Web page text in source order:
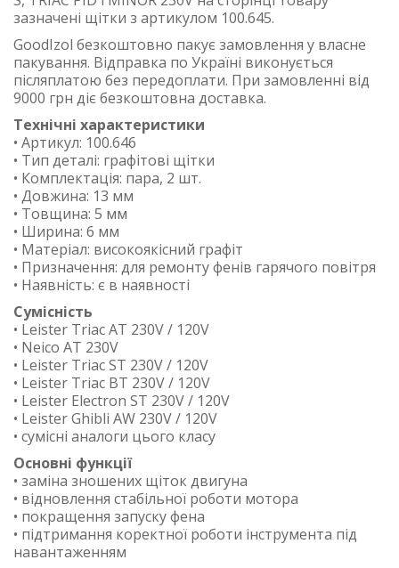
зазначені щітки з артикулом 100.645.
GoodIzol безкоштовно пакує замовлення у власне
пакування. Відправка по Україні виконується
післяплатою без передоплати. При замовленні від
9000 грн діє безкоштовна доставка.
Технічні характеристики
• Артикул: 100.646
• Тип деталі: графітові щітки
• Комплектація: пара, 2 шт.
• Довжина: 13 мм
• Товщина: 5 мм
• Ширина: 6 мм
• Матеріал: високоякісний графіт
• Призначення: для ремонту фенів гарячого повітря
• Наявність: є в наявності
Сумісність
• Leister Triac AT 230V / 120V
• Neico AT 230V
• Leister Triac ST 230V / 120V
• Leister Triac BT 230V / 120V
• Leister Electron ST 230V / 120V
• Leister Ghibli AW 230V / 120V
• сумісні аналоги цього класу
Основні функції
• заміна зношених щіток двигуна
• відновлення стабільної роботи мотора
• покращення запуску фена
• підтримання коректної роботи інструмента під
навантаженням